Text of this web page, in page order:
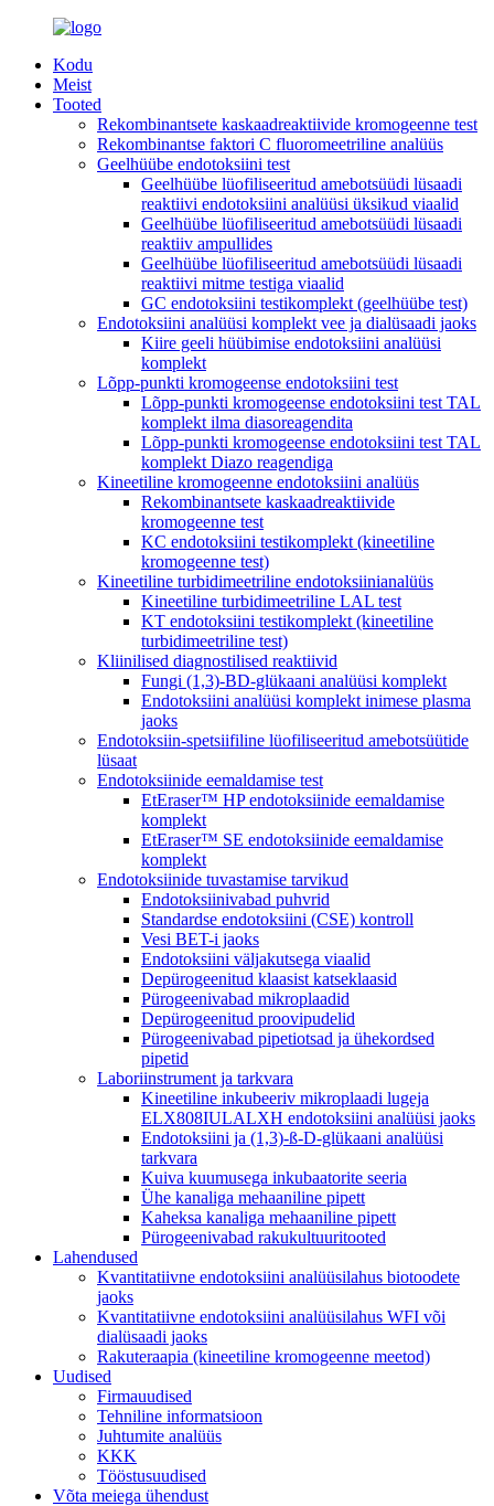
Kodu
Meist
Tooted
Rekombinantsete kaskaadreaktiivide kromogeenne test
Rekombinantse faktori C fluoromeetriline analüüs
Geelhüübe endotoksiini test
Geelhüübe lüofiliseeritud amebotsüüdi lüsaadi
reaktiivi endotoksiini analüüsi üksikud viaalid
Geelhüübe lüofiliseeritud amebotsüüdi lüsaadi
reaktiiv ampullides
Geelhüübe lüofiliseeritud amebotsüüdi lüsaadi
reaktiivi mitme testiga viaalid
GC endotoksiini testikomplekt (geelhüübe test)
Endotoksiini analüüsi komplekt vee ja dialüsaadi jaoks
Kiire geeli hüübimise endotoksiini analüüsi
komplekt
Lõpp-punkti kromogeense endotoksiini test
Lõpp-punkti kromogeense endotoksiini test TAL
komplekt ilma diasoreagendita
Lõpp-punkti kromogeense endotoksiini test TAL
komplekt Diazo reagendiga
Kineetiline kromogeenne endotoksiini analüüs
Rekombinantsete kaskaadreaktiivide
kromogeenne test
KC endotoksiini testikomplekt (kineetiline
kromogeenne test)
Kineetiline turbidimeetriline endotoksiinianalüüs
Kineetiline turbidimeetriline LAL test
KT endotoksiini testikomplekt (kineetiline
turbidimeetriline test)
Kliinilised diagnostilised reaktiivid
Fungi (1,3)-BD-glükaani analüüsi komplekt
Endotoksiini analüüsi komplekt inimese plasma
jaoks
Endotoksiin-spetsiifiline lüofiliseeritud amebotsüütide
lüsaat
Endotoksiinide eemaldamise test
EtEraser™ HP endotoksiinide eemaldamise
komplekt
EtEraser™ SE endotoksiinide eemaldamise
komplekt
Endotoksiinide tuvastamise tarvikud
Endotoksiinivabad puhvrid
Standardse endotoksiini (CSE) kontroll
Vesi BET-i jaoks
Endotoksiini väljakutsega viaalid
Depürogeenitud klaasist katseklaasid
Pürogeenivabad mikroplaadid
Depürogeenitud proovipudelid
Pürogeenivabad pipetiotsad ja ühekordsed
pipetid
Laboriinstrument ja tarkvara
Kineetiline inkubeeriv mikroplaadi lugeja
ELX808IULALXH endotoksiini analüüsi jaoks
Endotoksiini ja (1,3)-ß-D-glükaani analüüsi
tarkvara
Kuiva kuumusega inkubaatorite seeria
Ühe kanaliga mehaaniline pipett
Kaheksa kanaliga mehaaniline pipett
Pürogeenivabad rakukultuuritooted
Lahendused
Kvantitatiivne endotoksiini analüüsilahus biotoodete
jaoks
Kvantitatiivne endotoksiini analüüsilahus WFI või
dialüsaadi jaoks
Rakuteraapia (kineetiline kromogeenne meetod)
Uudised
Firmauudised
Tehniline informatsioon
Juhtumite analüüs
KKK
Tööstusuudised
Võta meiega ühendust